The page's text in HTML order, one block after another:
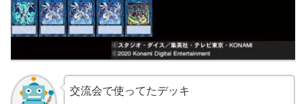
交流会で使ってたデッキ